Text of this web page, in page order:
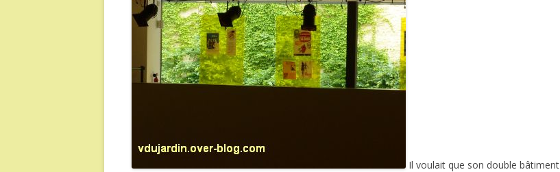
Il voulait que son double bâtiment